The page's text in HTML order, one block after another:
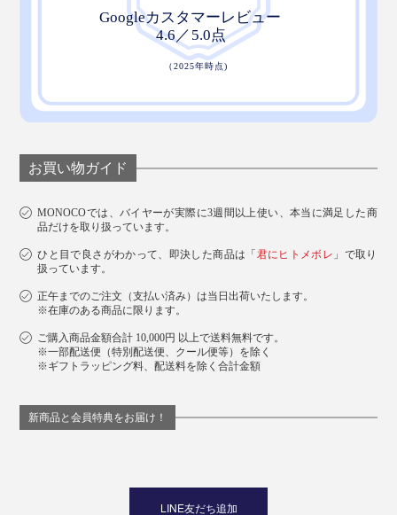
お買い物ガイド
MONOCOでは、バイヤーが実際に3週間以上使い、本当に満足した商
品だけを取り扱っています。
ひと目で良さがわかって、即決した商品は「 君にヒトメボレ 」で取り
扱っています。
正午までのご注文（支払い済み）は当日出荷いたします。
※在庫のある商品に限ります。
ご購入商品金額合計 10,000円 以上で送料無料です。
※一部配送便（特別配送便、クール便等）を除く
※ギフトラッピング料、配送料を除く合計金額
新商品と会員特典をお届け！
LINE友だち追加